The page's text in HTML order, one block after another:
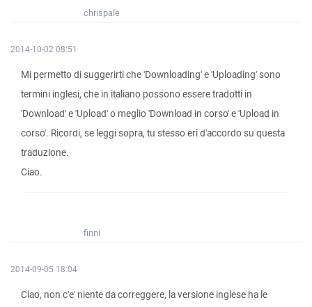
chrispale
2014-10-02 08:51
Mi permetto di suggerirti che 'Downloading' e 'Uploading' sono
termini inglesi, che in italiano possono essere tradotti in
'Download' e 'Upload' o meglio 'Download in corso' e 'Upload in
corso'. Ricordi, se leggi sopra, tu stesso eri d'accordo su questa
traduzione.
Ciao.
finni
2014-09-05 18:04
Ciao, non c'e' niente da correggere, la versione inglese ha le